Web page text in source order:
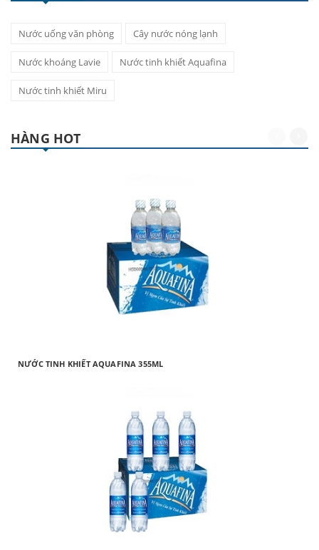
Nước uống văn phòng Cây nước nóng lạnh
Nước khoáng Lavie Nước tinh khiết Aquafina
Nước tinh khiết Miru
HÀNG HOT
NƯỚC TINH KHIẾT AQUAFINA 355ML